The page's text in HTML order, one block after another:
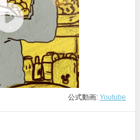
公式動画: Youtube